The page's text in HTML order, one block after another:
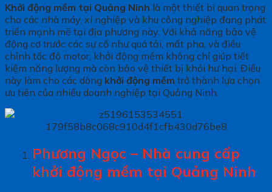
Khởi động mềm tại Quảng Ninh là một thiết bị quan trọng
cho các nhà máy, xí nghiệp và khu công nghiệp đang phát
triển mạnh mẽ tại địa phương này. Với khả năng bảo vệ
động cơ trước các sự cố như quá tải, mất pha, và điều
chỉnh tốc độ motor, khởi động mềm không chỉ giúp tiết
kiệm năng lượng mà còn bảo vệ thiết bị khỏi hư hại. Điều
này làm cho các dòng khởi động mềm trở thành lựa chọn
ưu tiên của nhiều doanh nghiệp tại Quảng Ninh.
Phương Ngọc – Nhà cung cấp
khởi động mềm tại Quảng Ninh